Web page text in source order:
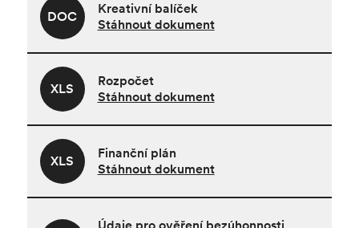
Kreativní balíček
Stáhnout dokument
DOC
Rozpočet
Stáhnout dokument
XLS
Finanční plán
Stáhnout dokument
XLS